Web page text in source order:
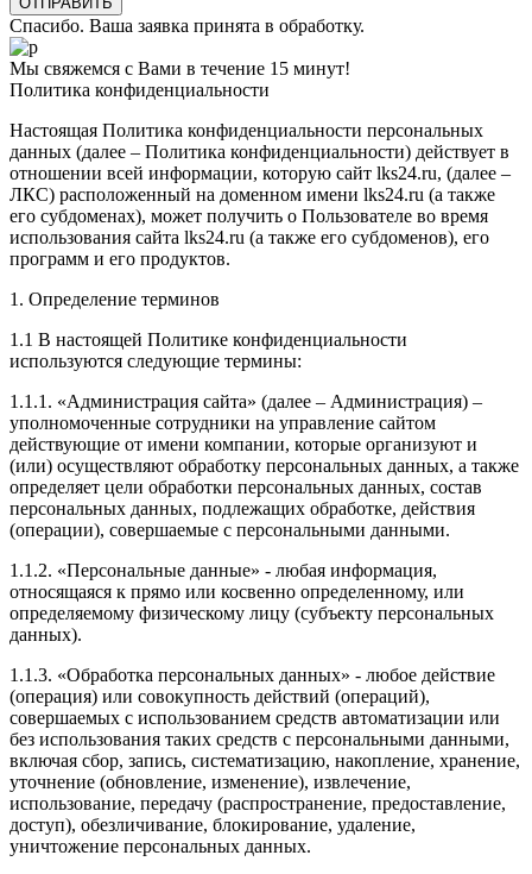
Спасибо. Ваша заявка принята в обработку.
Мы свяжемся с Вами в течение 15 минут!
Политика конфиденциальности
Настоящая Политика конфиденциальности персональных
данных (далее – Политика конфиденциальности) действует в
отношении всей информации, которую сайт lks24.ru, (далее –
ЛКС) расположенный на доменном имени lks24.ru (а также
его субдоменах), может получить о Пользователе во время
использования сайта lks24.ru (а также его субдоменов), его
программ и его продуктов.
1. Определение терминов
1.1 В настоящей Политике конфиденциальности
используются следующие термины:
1.1.1. «Администрация сайта» (далее – Администрация) –
уполномоченные сотрудники на управление сайтом
действующие от имени компании, которые организуют и
(или) осуществляют обработку персональных данных, а также
определяет цели обработки персональных данных, состав
персональных данных, подлежащих обработке, действия
(операции), совершаемые с персональными данными.
1.1.2. «Персональные данные» - любая информация,
относящаяся к прямо или косвенно определенному, или
определяемому физическому лицу (субъекту персональных
данных).
1.1.3. «Обработка персональных данных» - любое действие
(операция) или совокупность действий (операций),
совершаемых с использованием средств автоматизации или
без использования таких средств с персональными данными,
включая сбор, запись, систематизацию, накопление, хранение,
уточнение (обновление, изменение), извлечение,
использование, передачу (распространение, предоставление,
доступ), обезличивание, блокирование, удаление,
уничтожение персональных данных.